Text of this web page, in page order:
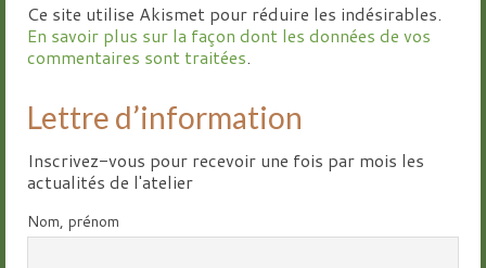
Ce site utilise Akismet pour réduire les indésirables.
En savoir plus sur la façon dont les données de vos
commentaires sont traitées.
Lettre d’information
Inscrivez-vous pour recevoir une fois par mois les
actualités de l'atelier
Nom, prénom